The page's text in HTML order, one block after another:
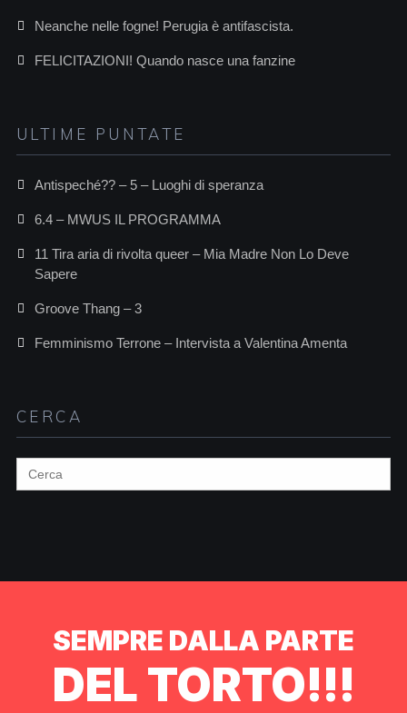
Neanche nelle fogne! Perugia è antifascista.
FELICITAZIONI! Quando nasce una fanzine
ULTIME PUNTATE
Antispeché?? – 5 – Luoghi di speranza
6.4 – MWUS IL PROGRAMMA
11 Tira aria di rivolta queer – Mia Madre Non Lo Deve
Sapere
Groove Thang – 3
Femminismo Terrone – Intervista a Valentina Amenta
CERCA
Search
for:
SEMPRE DALLA PARTE
DEL TORTO!!!